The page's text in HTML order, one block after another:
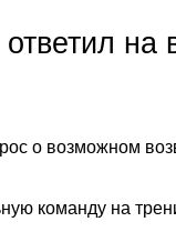
на
о возможном
команду на